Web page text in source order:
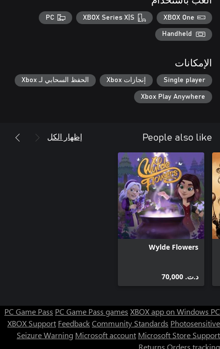
تمنح المكافآت وتعبر عن أسلوبك.
XBOX One
XBOX Series X|S
PC
Handheld
الإمكانات
Single player إنجازات Xbox الحفظ السحابي لـ Xbox
Xbox Play Anywhere
People also like إظهار الكل
Wylde Flowers
د.ت.‏ 70,000
PC Game Pass PC Game Pass games XBOX app on Windows PC
XBOX Support FeedbackCommunity Standards Photosensitive
Seizure Warning Microsoft account Microsoft Store Support
Returns Orders tracking